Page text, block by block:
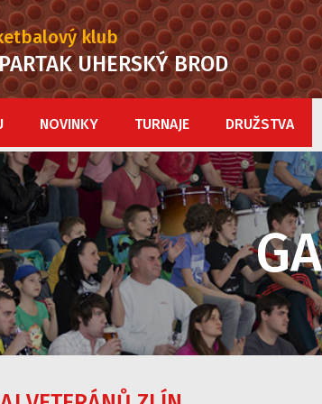
klub
UHERSKÝ BROD
NOVINKY TURNAJE DRUŽSTVA